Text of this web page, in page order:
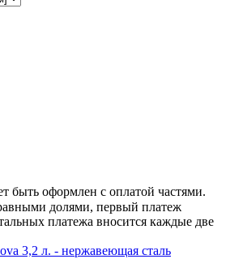
быть оформлен с оплатой частями.
долями, первый платеж
платежа вносится каждые две
3,2 л. - нержавеющая сталь